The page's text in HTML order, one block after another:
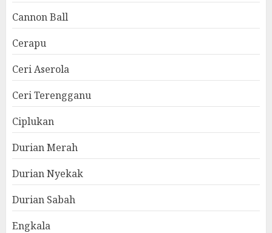
Cannon Ball
Cerapu
Ceri Aserola
Ceri Terengganu
Ciplukan
Durian Merah
Durian Nyekak
Durian Sabah
Engkala